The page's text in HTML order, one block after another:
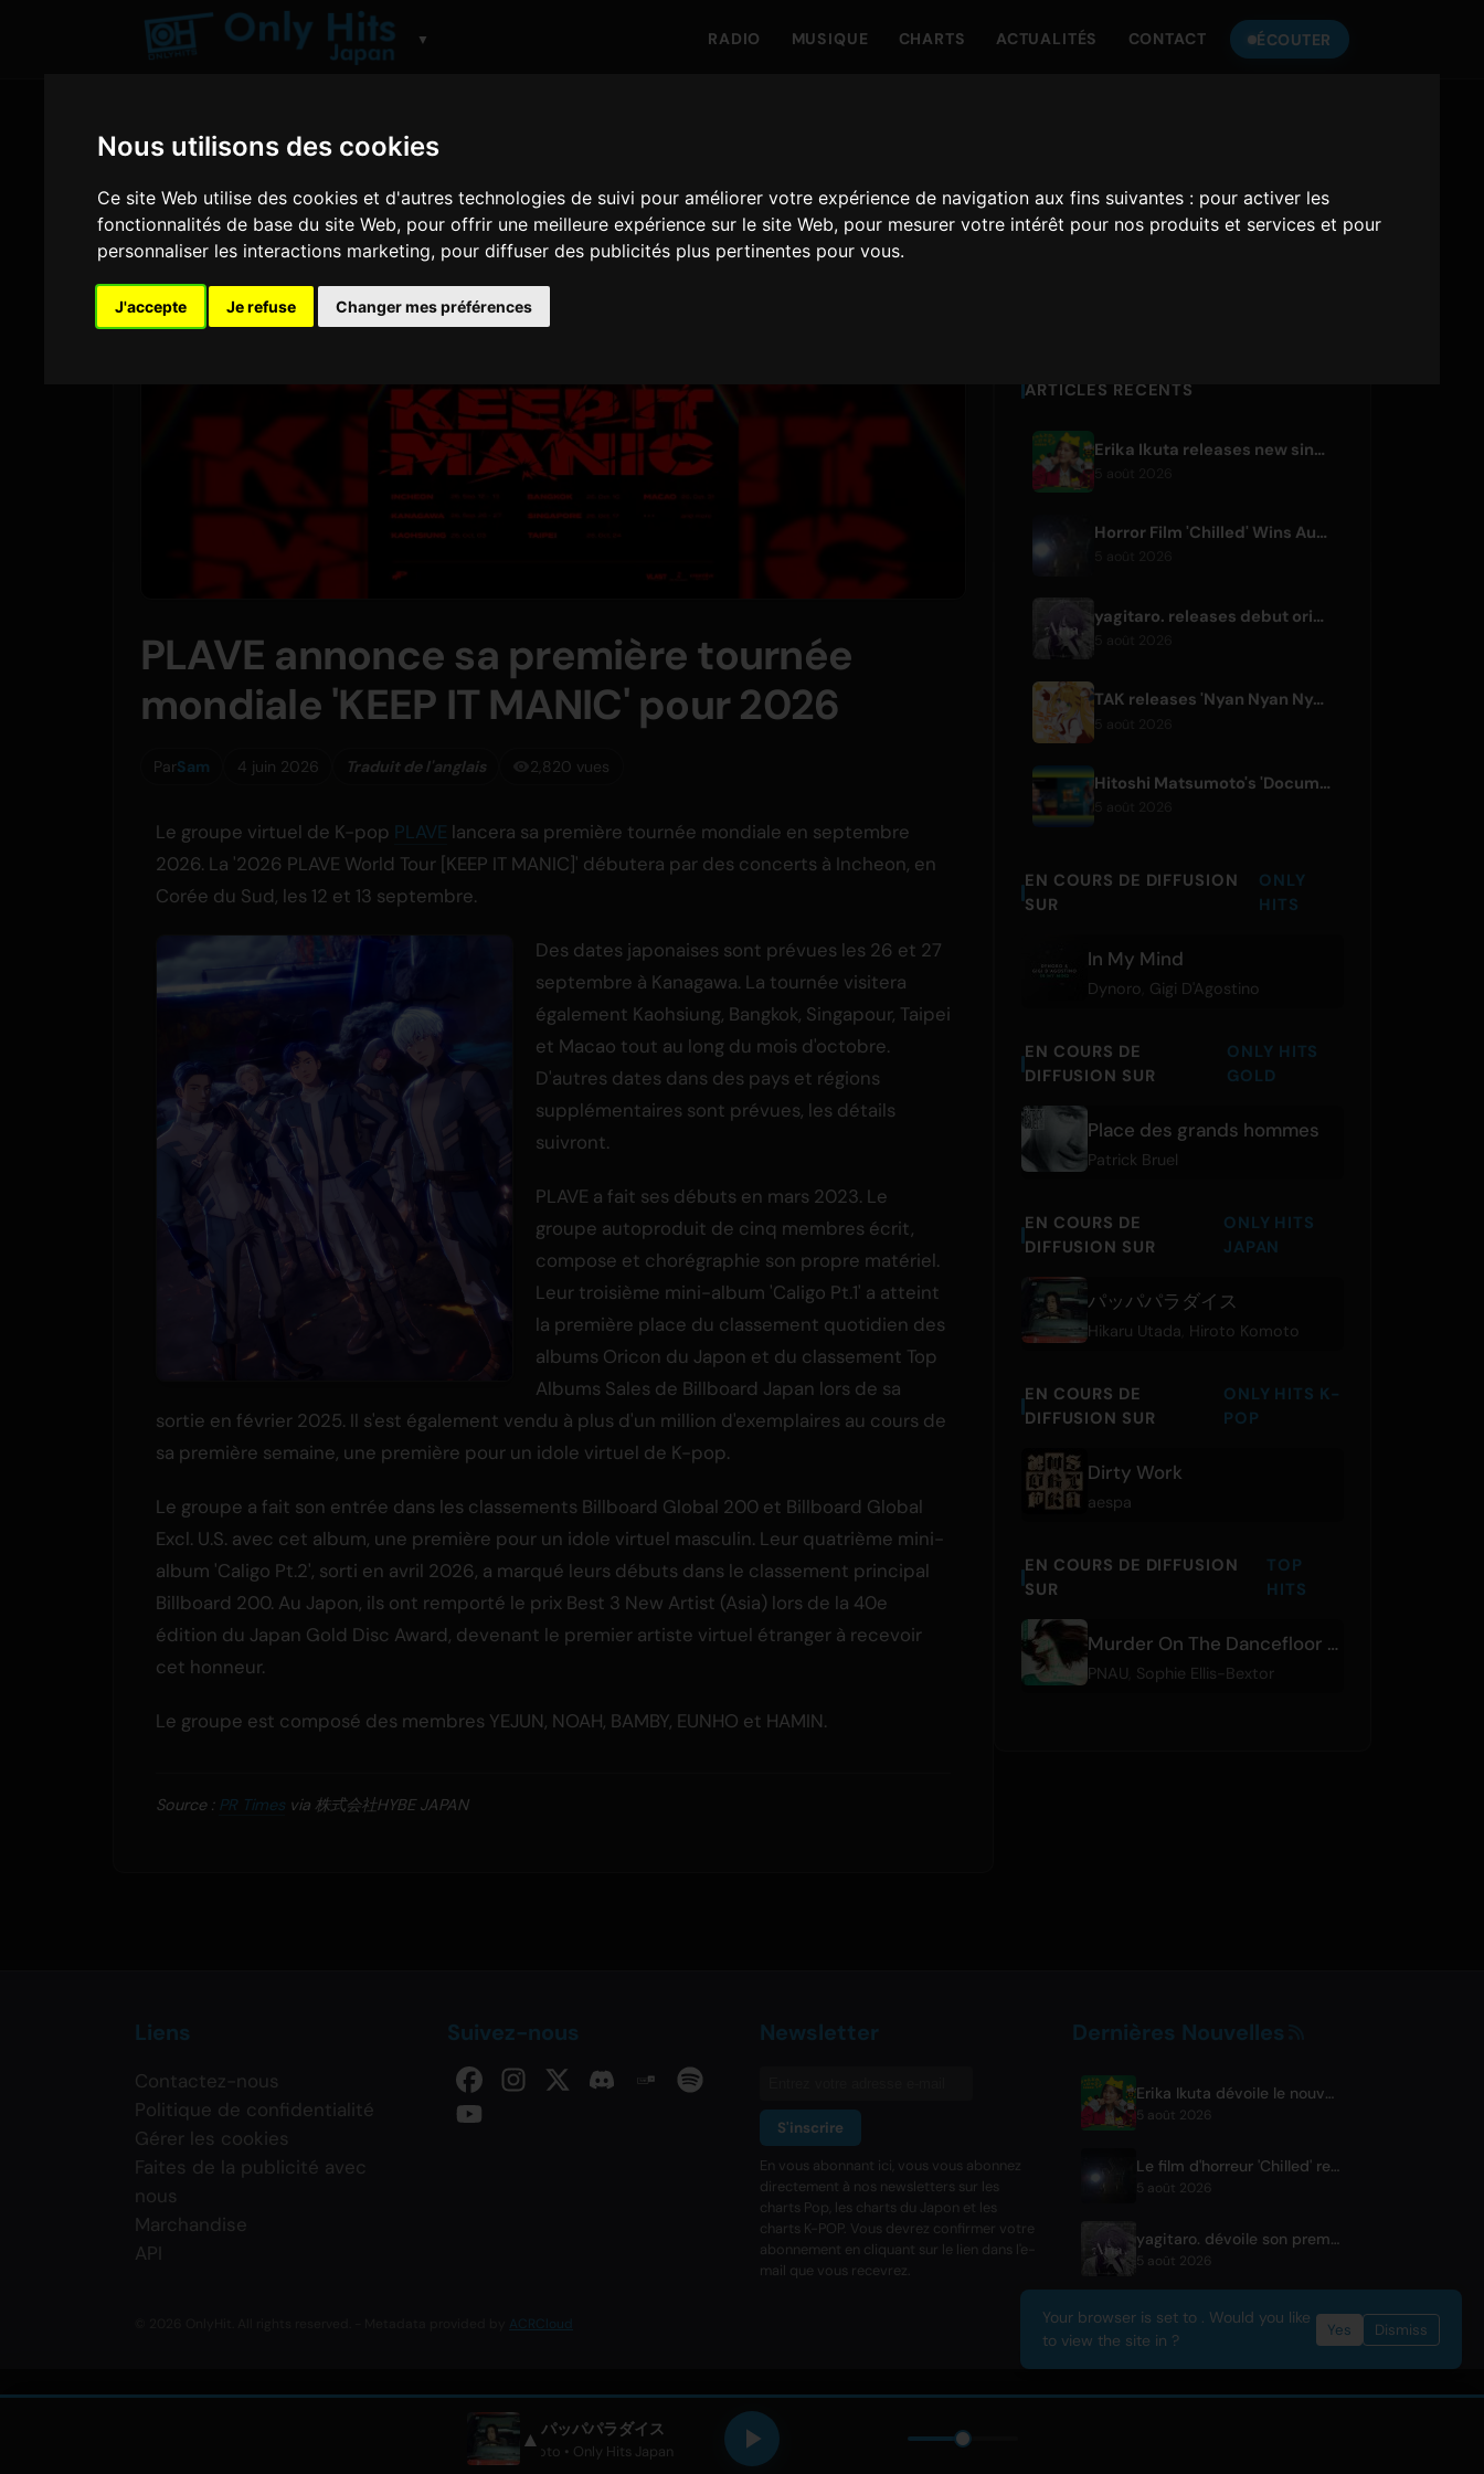
Nous utilisons des cookies
Ce site Web utilise des cookies et d'autres technologies de suivi pour améliorer votre expérience de navigation aux fins suivantes : pour activer les
fonctionnalités de base du site Web, pour offrir une meilleure expérience sur le site Web, pour mesurer votre intérêt pour nos produits et services et pour
personnaliser les interactions marketing, pour diffuser des publicités plus pertinentes pour vous.
J'accepte Je refuse Changer mes préférences
▼ RADIO MUSIQUE CHARTS ACTUALITÉS CONTACT ÉCOUTER
PLAVE annonce sa première tournée
mondiale 'KEEP IT MANIC' pour 2026
ParSam 4 juin 2026 Traduit de l'anglais 2,820 vues
Le groupe virtuel de K-pop PLAVE lancera sa première tournée mondiale en septembre
2026. La '2026 PLAVE World Tour [KEEP IT MANIC]' débutera par des concerts à Incheon, en
Corée du Sud, les 12 et 13 septembre.
Des dates japonaises sont prévues les 26 et 27
septembre à Kanagawa. La tournée visitera
également Kaohsiung, Bangkok, Singapour, Taipei
et Macao tout au long du mois d'octobre.
D'autres dates dans des pays et régions
supplémentaires sont prévues, les détails
suivront.
PLAVE a fait ses débuts en mars 2023. Le
groupe autoproduit de cinq membres écrit,
compose et chorégraphie son propre matériel.
Leur troisième mini-album 'Caligo Pt.1' a atteint
la première place du classement quotidien des
albums Oricon du Japon et du classement Top
Albums Sales de Billboard Japan lors de sa
sortie en février 2025. Il s'est également vendu à plus d'un million d'exemplaires au cours de
sa première semaine, une première pour un idole virtuel de K-pop.
Le groupe a fait son entrée dans les classements Billboard Global 200 et Billboard Global
Excl. U.S. avec cet album, une première pour un idole virtuel masculin. Leur quatrième mini-
album 'Caligo Pt.2', sorti en avril 2026, a marqué leurs débuts dans le classement principal
Billboard 200. Au Japon, ils ont remporté le prix Best 3 New Artist (Asia) lors de la 40e
édition du Japan Gold Disc Award, devenant le premier artiste virtuel étranger à recevoir
cet honneur.
Le groupe est composé des membres YEJUN, NOAH, BAMBY, EUNHO et HAMIN.
Source : PR Times via 株式会社HYBE JAPAN
Only Hits Japan
ARTICLES RÉCENTS
Erika Ikuta releases new single 'Nyantokanyaruru' for children's book 'Fumikiri Neko'
5 août 2026
Horror Film 'Chilled' Wins Audience Award at Fantasia Festival
yagitaro. releases debut original single 'Aria.' with Suda Keina
TAK releases 'Nyan Nyan Nya Chunya' featuring Kotoha for Zenless Zone Zero
5 août 2026
Hitoshi Matsumoto's 'Documental' Format to Launch US Version
EN COURS DE DIFFUSION
SUR
ONLY
HITS
In My Mind
Dynoro Gigi D'Agostino
EN COURS DE
DIFFUSION SUR
ONLY HITS
GOLD
Place des grands hommes
Patrick Bruel
EN COURS DE
DIFFUSION SUR
ONLY HITS
JAPAN
パッパパラダイス
Hikaru Utada Hiroto Komoto
EN COURS DE
DIFFUSION SUR
ONLY HITS K-
POP
Dirty Work
aespa
EN COURS DE DIFFUSION
SUR
TOP
HITS
Murder On The Dancefloor - PNAU Remix
PNAU Sophie Ellis-Bextor
Liens
Contactez-nous
Politique de confidentialité
Gérer les cookies
Faites de la publicité avec
nous
Marchandise
API
Suivez-nous Newsletter
S'inscrire
En vous abonnant ici, vous vous abonnez
directement à nos newsletters sur les
charts Pop, les charts du Japon et les
charts K-POP. Vous devrez confirmer votre
abonnement en cliquant sur le lien dans l'e-
mail que vous recevrez.
Dernières Nouvelles
Erika Ikuta dévoile le nouveau single 'Nyantokanyaruru' pour le livre pour enfants 'Fumikiri Neko'
5 août 2026
Le film d'horreur 'Chilled' remporte le prix du public au festival Fantasia
5 août 2026
yagitaro. dévoile son premier single original 'Aria.' avec Suda Keina
5 août 2026
ACRCloud
▲ パッパパラダイス
Hiroto Komoto • Only Hits Japan
Your browser is set to . Would you like
to view the site in ?
Yes Dismiss